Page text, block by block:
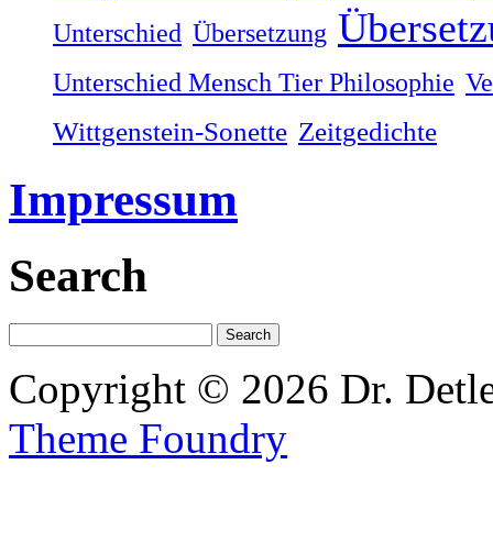
Unterschied Übersetzung
Unterschied Mensch Tier Philosophie
Wittgenstein-Sonette Zeitgedichte
Impressum
Search
Copyright © 2026 Dr.
Theme Foundry